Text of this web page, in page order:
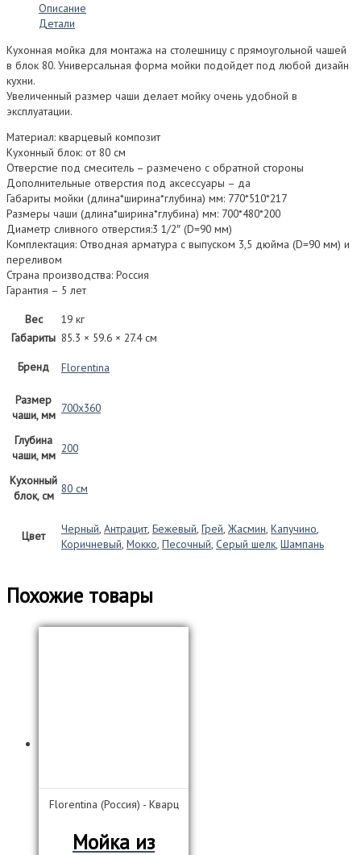
Описание
Детали
Кухонная мойка для монтажа на столешницу с прямоугольной чашей
в блок 80. Универсальная форма мойки подойдет под любой дизайн
кухни.
Увеличенный размер чаши делает мойку очень удобной в
эксплуатации.
Материал: кварцевый композит
Кухонный блок: от 80 см
Отверстие под смеситель – размечено с обратной стороны
Дополнительные отверстия под аксессуары – да
Габариты мойки (длина*ширина*глубина) мм: 770*510*217
Размеры чаши (длина*ширина*глубина) мм: 700*480*200
Диаметр сливного отверстия:3 1/2″ (D=90 мм)
Комплектация: Отводная арматура с выпуском 3,5 дюйма (D=90 мм) и
переливом
Страна производства: Россия
Гарантия – 5 лет
Вес
19 кг
Габариты 85.3 × 59.6 × 27.4 см
Бренд
Florentina
Размер
чаши, мм
700х360
Глубина
чаши, мм
200
Кухонный
блок, см
80 см
Цвет
Черный, Антрацит, Бежевый, Грей, Жасмин, Капучино,
Коричневый, Мокко, Песочный, Серый шелк, Шампань
Похожие товары
Florentina (Россия) - Кварц
Мойка из